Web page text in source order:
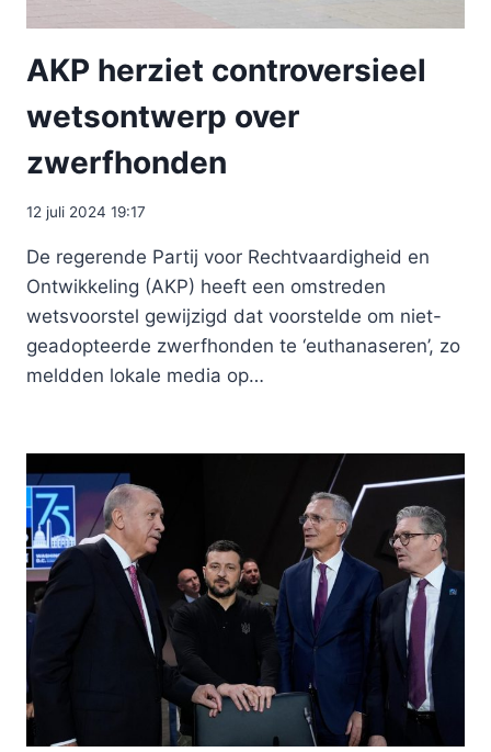
AKP herziet controversieel
wetsontwerp over
zwerfhonden
12 juli 2024 19:17
De regerende Partij voor Rechtvaardigheid en
Ontwikkeling (AKP) heeft een omstreden
wetsvoorstel gewijzigd dat voorstelde om niet-
geadopteerde zwerfhonden te ‘euthanaseren’, zo
meldden lokale media op…